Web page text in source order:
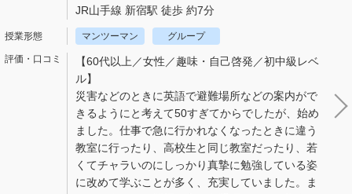
JR山手線 新宿駅 徒歩 約7分
マンツーマン グループ
【60代以上／女性／趣味・自己啓発／初中級レベ
ル】
災害などのときに英語で避難場所などの案内がで
きるようにと考えて50すぎてからでしたが、始め
ました。仕事で急に行かれなくなったときに違う
教室に行ったり、高校生と同じ教室だったり、若
くてチャラいのにしっかり真摯に勉強している姿
に改めて学ぶことが多く、充実していました。ま